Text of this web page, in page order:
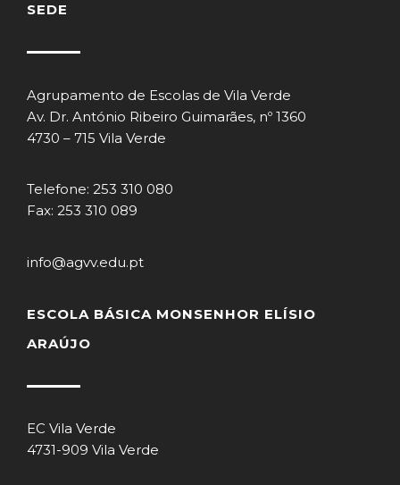
SEDE
Agrupamento de Escolas de Vila Verde
Av. Dr. António Ribeiro Guimarães, nº 1360
4730 – 715 Vila Verde
Telefone: 253 310 080
Fax: 253 310 089
info@agvv.edu.pt
ESCOLA BÁSICA MONSENHOR ELÍSIO
ARAÚJO
EC Vila Verde
4731-909 Vila Verde